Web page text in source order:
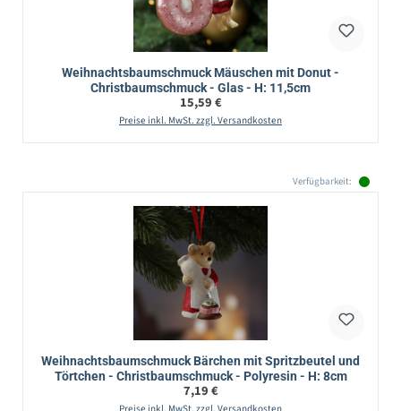
Weihnachtsbaumschmuck Mäuschen mit Donut -
Christbaumschmuck - Glas - H: 11,5cm
Regulärer Preis:
15,59 €
Preise inkl. MwSt. zzgl. Versandkosten
Verfügbarkeit:
Weihnachtsbaumschmuck Bärchen mit Spritzbeutel und
Törtchen - Christbaumschmuck - Polyresin - H: 8cm
Regulärer Preis:
7,19 €